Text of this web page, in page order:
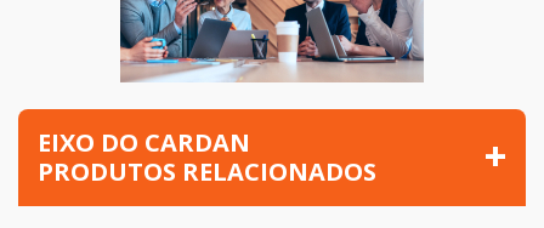
EIXO DO CARDAN
PRODUTOS RELACIONADOS